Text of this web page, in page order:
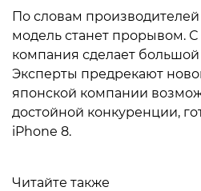
По словам
модель станет прорывом. С
компания сделает
Эксперты предрекают
японской компании
достойной конкуренции,
iPhone 8.
Читайте также